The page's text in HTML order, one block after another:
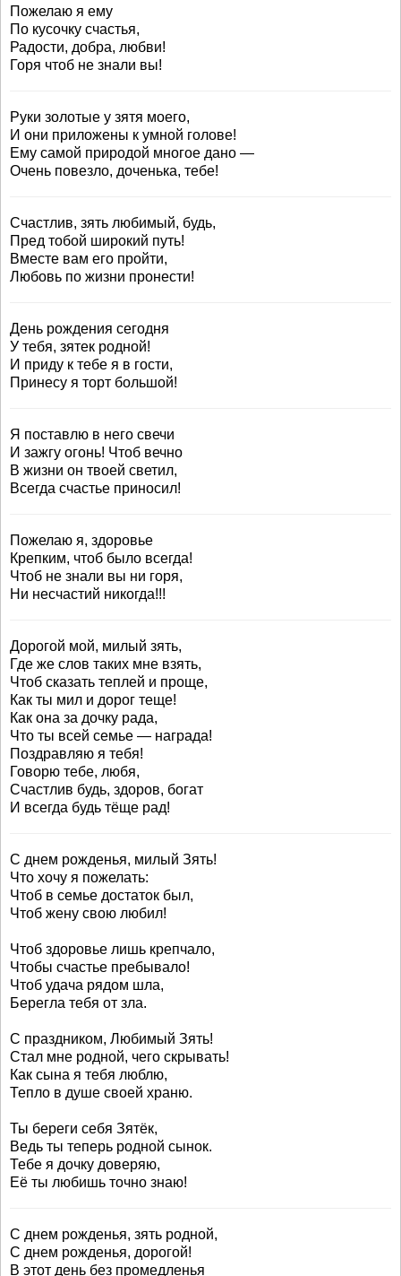
Пожелаю я ему
По кусочку счастья,
Радости, добра, любви!
Горя чтоб не знали вы!
Руки золотые у зятя моего,
И они приложены к умной голове!
Ему самой природой многое дано —
Очень повезло, доченька, тебе!
Счастлив, зять любимый, будь,
Пред тобой широкий путь!
Вместе вам его пройти,
Любовь по жизни пронести!
День рождения сегодня
У тебя, зятек родной!
И приду к тебе я в гости,
Принесу я торт большой!
Я поставлю в него свечи
И зажгу огонь! Чтоб вечно
В жизни он твоей светил,
Всегда счастье приносил!
Пожелаю я, здоровье
Крепким, чтоб было всегда!
Чтоб не знали вы ни горя,
Ни несчастий никогда!!!
Дорогой мой, милый зять,
Где же слов таких мне взять,
Чтоб сказать теплей и проще,
Как ты мил и дорог теще!
Как она за дочку рада,
Что ты всей семье — награда!
Поздравляю я тебя!
Говорю тебе, любя,
Счастлив будь, здоров, богат
И всегда будь тёще рад!
С днем рожденья, милый Зять!
Что хочу я пожелать:
Чтоб в семье достаток был,
Чтоб жену свою любил!
Чтоб здоровье лишь крепчало,
Чтобы счастье пребывало!
Чтоб удача рядом шла,
Берегла тебя от зла.
С праздником, Любимый Зять!
Стал мне родной, чего скрывать!
Как сына я тебя люблю,
Тепло в душе своей храню.
Ты береги себя Зятёк,
Ведь ты теперь родной сынок.
Тебе я дочку доверяю,
Её ты любишь точно знаю!
С днем рожденья, зять родной,
С днем рожденья, дорогой!
В этот день без промедленья